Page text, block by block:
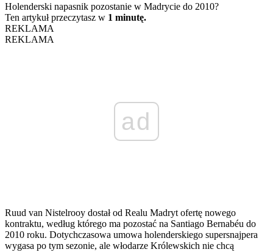
Holenderski napasnik pozostanie w Madrycie do 2010?
Ten artykuł przeczytasz w 1 minutę.
REKLAMA
REKLAMA
ad
Ruud van Nistelrooy dostał od Realu Madryt ofertę nowego
kontraktu, według którego ma pozostać na Santiago Bernabéu do
2010 roku. Dotychczasowa umowa holenderskiego supersnajpera
wygasa po tym sezonie, ale włodarze Królewskich nie chcą